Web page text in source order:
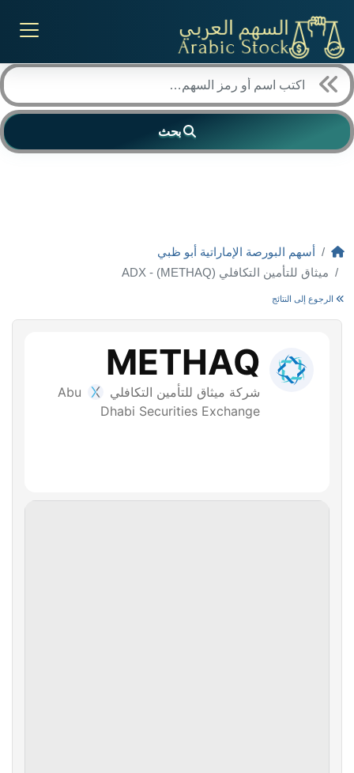
بحث
أسهم البورصة الإماراتية أبو ظبي
ميثاق للتأمين التكافلي (METHAQ) - ADX
الرجوع إلى النتائج